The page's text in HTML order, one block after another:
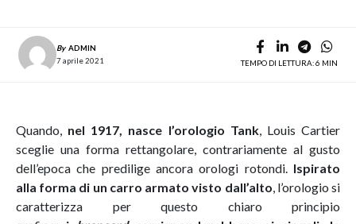
By ADMIN
7 aprile 2021
TEMPO DI LETTURA: 6 MIN
Quando, nel 1917, nasce l’orologio Tank, Louis Cartier
sceglie una forma rettangolare, contrariamente al gusto
dell’epoca che predilige ancora orologi rotondi. Ispirato
alla forma di un carro armato visto dall’alto, l’orologio si
caratterizza per questo chiaro principio